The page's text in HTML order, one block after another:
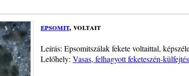
epsomit, voltait
Leírás: Epsomitszálak fekete voltaittal,
Lelőhely: Vasas, felhagyott feketeszén-